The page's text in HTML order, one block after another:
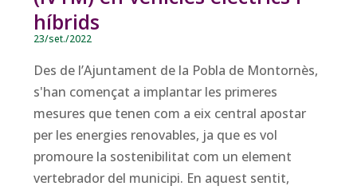
híbrids
23/set./2022
Des de l’Ajuntament de la Pobla de Montornès,
s'han començat a implantar les primeres
mesures que tenen com a eix central apostar
per les energies renovables, ja que es vol
promoure la sostenibilitat com un element
vertebrador del municipi. En aquest sentit,